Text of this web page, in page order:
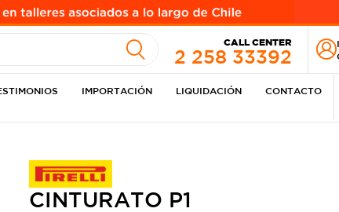
CALL CENTER
2 258 33392
IMPORTACIÓN LIQUIDACIÓN CONTACTO
CINTURATO P1